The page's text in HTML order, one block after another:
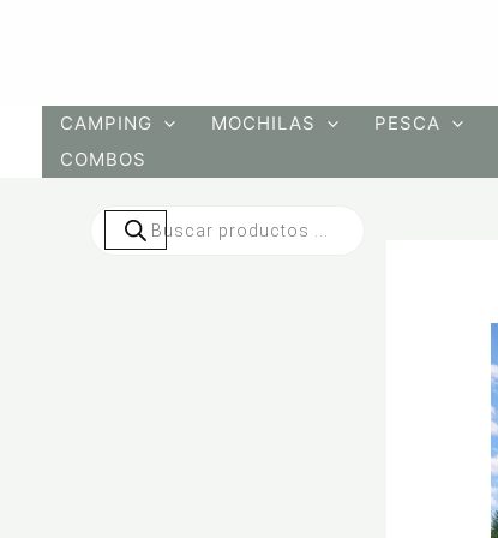
CAMPING MOCHILAS PESCA
COMBOS
Búsqueda
productos